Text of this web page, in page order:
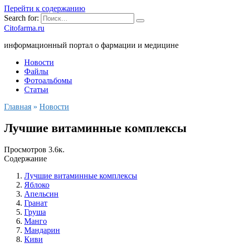
Перейти к содержанию
Search for:
Citofarma.ru
информационный портал о фармации и медицине
Новости
Файлы
Фотоальбомы
Статьи
Главная » Новости
Лучшие витаминные комплексы
Просмотров 3.6к.
Содержание
Лучшие витаминные комплексы
Яблоко
Апельсин
Гранат
Груша
Манго
Мандарин
Киви